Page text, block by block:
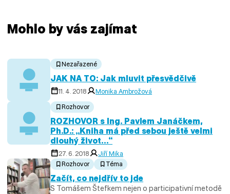
Mohlo by vás zajímat
Nezařazené
JAK NA TO: Jak mluvit přesvědčivě
11. 4. 2018 Monika Ambrožová
Rozhovor
ROZHOVOR s Ing. Pavlem Janáčkem,
Ph.D.: „Kniha má před sebou ještě velmi
dlouhý život…“
27. 6. 2018
Jiří Mika
Rozhovor
Téma
Začít, co nejdřív to jde
S Tomášem Štefkem nejen o participativní metodě